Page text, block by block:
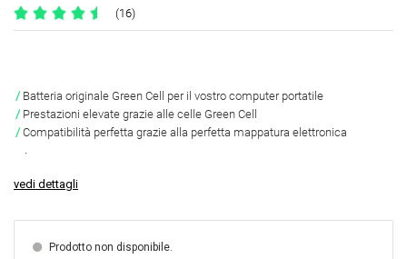
(16)
Batteria originale Green Cell per il vostro computer portatile
Prestazioni elevate grazie alle celle Green Cell
Compatibilità perfetta grazie alla perfetta mappatura elettronica
.
vedi dettagli
Prodotto non disponibile.